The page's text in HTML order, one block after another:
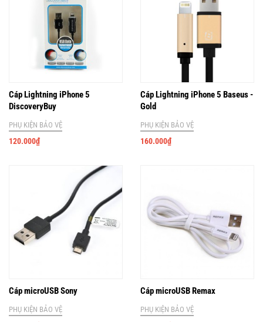
Cáp Lightning iPhone 5
DiscoveryBuy
PHỤ KIỆN BẢO VỆ
120.000₫
Cáp Lightning iPhone 5 Baseus -
Gold
PHỤ KIỆN BẢO VỆ
160.000₫
Cáp microUSB Sony
PHỤ KIỆN BẢO VỆ
Cáp microUSB Remax
PHỤ KIỆN BẢO VỆ